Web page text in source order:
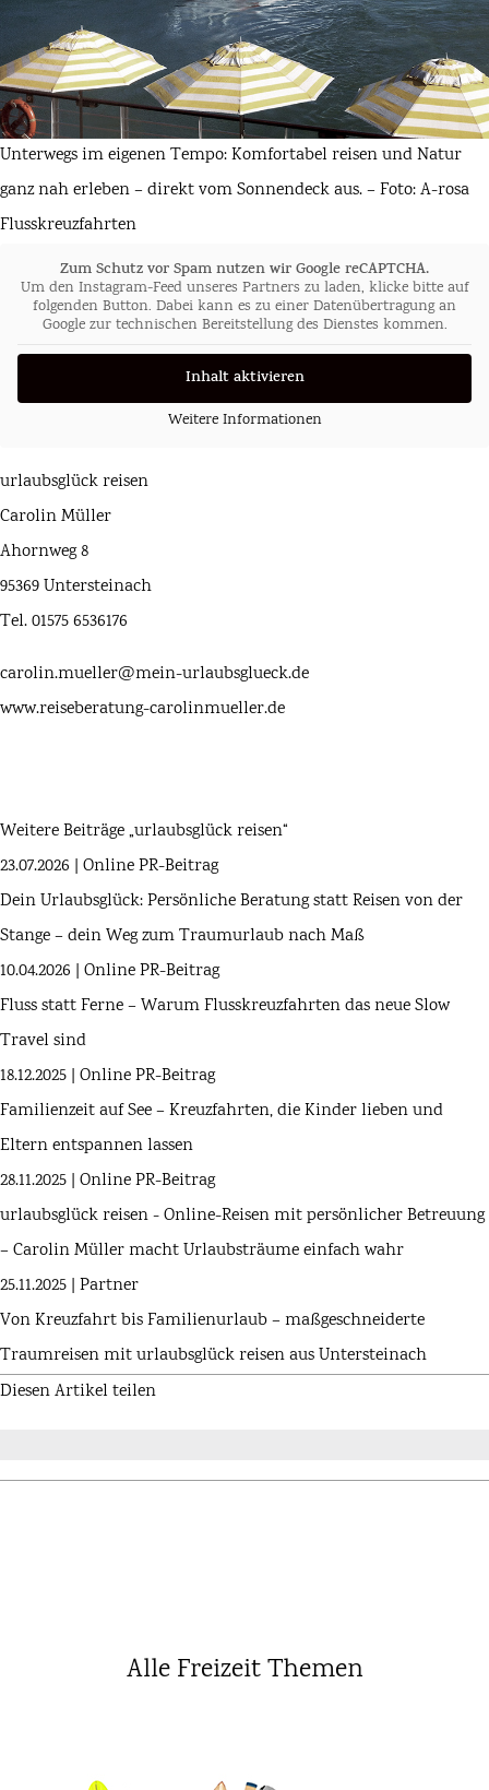
Unterwegs im eigenen Tempo: Komfortabel reisen und Natur
ganz nah erleben – direkt vom Sonnendeck aus. – Foto: A-rosa
Flusskreuzfahrten
Zum Schutz vor Spam nutzen wir Google reCAPTCHA.
Um den Instagram-Feed unseres Partners zu laden, klicke bitte auf
folgenden Button. Dabei kann es zu einer Datenübertragung an
Google zur technischen Bereitstellung des Dienstes kommen.
Inhalt aktivieren
Weitere Informationen
urlaubsglück reisen
Carolin Müller
Ahornweg 8
95369 Untersteinach
Tel. 01575 6536176
carolin.mueller@mein-urlaubsglueck.de
www.reiseberatung-carolinmueller.de
Weitere Beiträge „urlaubsglück reisen“
23.07.2026 | Online PR-Beitrag
Dein Urlaubsglück: Persönliche Beratung statt Reisen von der
Stange – dein Weg zum Traumurlaub nach Maß
10.04.2026 | Online PR-Beitrag
Fluss statt Ferne – Warum Flusskreuzfahrten das neue Slow
Travel sind
18.12.2025 | Online PR-Beitrag
Familienzeit auf See – Kreuzfahrten, die Kinder lieben und
Eltern entspannen lassen
28.11.2025 | Online PR-Beitrag
urlaubsglück reisen - Online-Reisen mit persönlicher Betreuung
– Carolin Müller macht Urlaubsträume einfach wahr
25.11.2025 | Partner
Von Kreuzfahrt bis Familienurlaub – maßgeschneiderte
Traumreisen mit urlaubsglück reisen aus Untersteinach
Diesen Artikel teilen
Alle Freizeit Themen